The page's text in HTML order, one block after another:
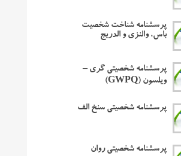
پرسشنامه شناخت شخصیت
باس، والنزی و الدریج
پرسشنامه شخصیتی گری –
ویلسون (GWPQ)
پرسشنامه شخصیتی سنخ الف
پرسشنامه شخصیتی روان